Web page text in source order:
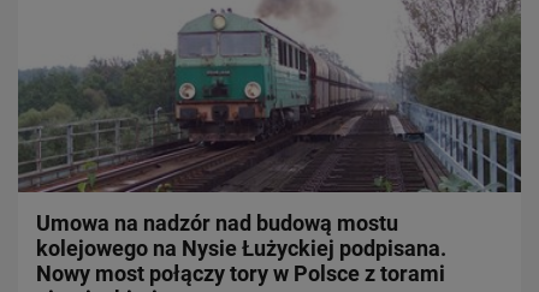
Umowa na nadzór nad budową mostu
kolejowego na Nysie Łużyckiej podpisana.
Nowy most połączy tory w Polsce z torami